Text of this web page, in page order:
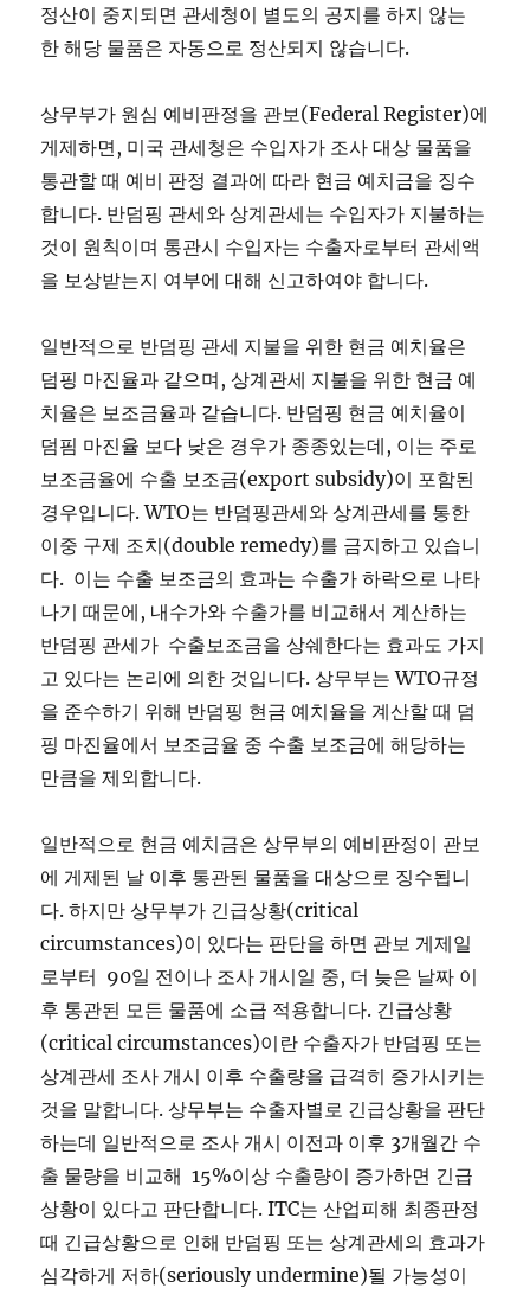
정산이 중지되면 관세청이 별도의 공지를 하지 않는
한 해당 물품은 자동으로 정산되지 않습니다.
상무부가 원심 예비판정을 관보(Federal Register)에
게제하면, 미국 관세청은 수입자가 조사 대상 물품을
통관할 때 예비 판정 결과에 따라 현금 예치금을 징수
합니다. 반덤핑 관세와 상계관세는 수입자가 지불하는
것이 원칙이며 통관시 수입자는 수출자로부터 관세액
을 보상받는지 여부에 대해 신고하여야 합니다.
일반적으로 반덤핑 관세 지불을 위한 현금 예치율은
덤핑 마진율과 같으며, 상계관세 지불을 위한 현금 예
치율은 보조금율과 같습니다. 반덤핑 현금 예치율이
덤핌 마진율 보다 낮은 경우가 종종있는데, 이는 주로
보조금율에 수출 보조금(export subsidy)이 포함된
경우입니다. WTO는 반덤핑관세와 상계관세를 통한
이중 구제 조치(double remedy)를 금지하고 있습니
다. 이는 수출 보조금의 효과는 수출가 하락으로 나타
나기 때문에, 내수가와 수출가를 비교해서 계산하는
반덤핑 관세가 수출보조금을 상쉐한다는 효과도 가지
고 있다는 논리에 의한 것입니다. 상무부는 WTO규정
을 준수하기 위해 반덤핑 현금 예치율을 계산할 때 덤
핑 마진율에서 보조금율 중 수출 보조금에 해당하는
만큼을 제외합니다.
일반적으로 현금 예치금은 상무부의 예비판정이 관보
에 게제된 날 이후 통관된 물품을 대상으로 징수됩니
다. 하지만 상무부가 긴급상황(critical
circumstances)이 있다는 판단을 하면 관보 게제일
로부터 90일 전이나 조사 개시일 중, 더 늦은 날짜 이
후 통관된 모든 물품에 소급 적용합니다. 긴급상황
(critical circumstances)이란 수출자가 반덤핑 또는
상계관세 조사 개시 이후 수출량을 급격히 증가시키는
것을 말합니다. 상무부는 수출자별로 긴급상황을 판단
하는데 일반적으로 조사 개시 이전과 이후 3개월간 수
출 물량을 비교해 15%이상 수출량이 증가하면 긴급
상황이 있다고 판단합니다. ITC는 산업피해 최종판정
때 긴급상황으로 인해 반덤핑 또는 상계관세의 효과가
심각하게 저하(seriously undermine)될 가능성이